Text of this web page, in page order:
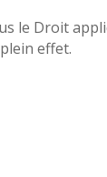
le Droit
effet.